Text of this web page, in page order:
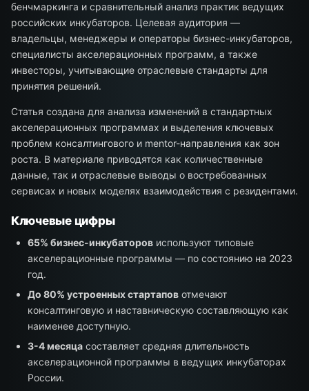
бенчмаркинга и сравнительный анализ практик ведущих
российских инкубаторов. Целевая аудитория —
владельцы, менеджеры и операторы бизнес-инкубаторов,
специалисты акселерационных программ, а также
инвесторы, учитывающие отраслевые стандарты для
принятия решений.
Статья создана для анализа изменений в стандартных
акселерационных программах и выделения ключевых
проблем консалтингового и mentor-направления как зон
роста. В материале приводятся как количественные
данные, так и отраслевые выводы о востребованных
сервисах и новых моделях взаимодействия с резидентами.
Ключевые цифры
65% бизнес-инкубаторов используют типовые
акселерационные программы — по состоянию на 2023
год.
До 80% устроенных стартапов отмечают
консалтинговую и наставническую составляющую как
наименее доступную.
3-4 месяца составляет средняя длительность
акселерационной программы в ведущих инкубаторах
России.